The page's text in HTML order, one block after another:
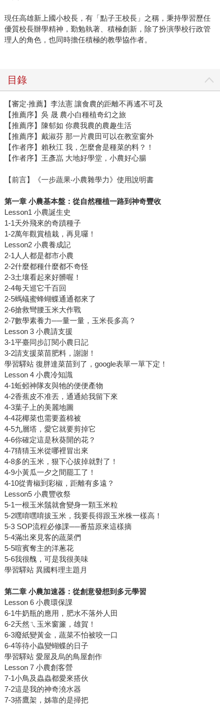
現任高雄新上國小校長，有「點子王校長」之稱，秉持學習歷任
優質校長辦學精神，勤勉執著、積極創新，除了扮演學校行政管
理人的角色，也同時擔任積極的教學協作者。
目錄
【審定‧推薦】李法憲 讓食農的距離不再遙不可及
【推薦序】吳 晟 農小白種植奇幻之旅
【推薦序】陳郁如 你農我農的農趣生活
【推薦序】戴淑芬 那一片農田可以在教室窗外
【作者序】賴秋江 我，怎麼會是種菜的料？！
【作者序】王彥嵓 大地好學堂，小農好心腸
【前言】《一步蔬果‧小農雜學力》使用說明書
第一章 小農基本盤：從自然種植一路到神奇豐收
Lesson1 小農誕生史
1-1天外飛來的奇蹟種子
1-2萬年觀賞植栽，再見囉！
Lesson2 小農養成記
2-1人人都是都市小農
2-2什麼都種什麼都不奇怪
2-3土壤看起來好髒喔！
2-4每天巡它千百回
2-5螞蟻蜜蜂蝴蝶通通都來了
2-6搶救彎腰玉米大作戰
2-7數學素養力──量一量，玉米長多高？
Lesson 3 小農請支援
3-1平臺同步訂閱小農日記
3-2請支援菜苗肥料，謝謝！
學習驛站 復胖達菜苗到了，google表單一單下定！
Lesson 4 小農冷知識
4-1蚯蚓神隊友與牠的便便產物
4-2香蕉皮不准丟，通通給我留下來
4-3葉子上的美麗地圖
4-4花椰菜也需要蓋棉被
4-5九層塔，愛它就要剪掉它
4-6你確定這是秋葵開的花？
4-7猜猜玉米從哪裡冒出來
4-8多的玉米，狠下心拔掉就對了！
4-9小黃瓜一夕之間罷工了！
4-10從青椒到彩椒，距離有多遠？
Lesson5 小農豐收祭
5-1一根玉米鬚就會變身一顆玉米粒
5-2嘿唷嘿唷拔玉米，我要長得跟玉米株一樣高！
5-3 SOP流程必修課──番茄原來這樣摘
5-4滿出來見客的蔬菜們
5-5喧賓奪主的洋蔥花
5-6我很醜，可是我很美味
學習驛站 異國料理主題月
第二章 小農加速器：從創意發想到多元學習
Lesson 6 小農環保課
6-1牛奶瓶的應用，肥水不落外人田
6-2天然ㄟ玉米窗簾，雄賀！
6-3廢紙變黃金，蔬菜不怕被咬一口
6-4等待小蟲變蝴蝶的日子
學習驛站 愛屋及烏的鳥屋創作
Lesson 7 小農創客營
7-1小鳥及蟲蟲都愛來搭伙
7-2這是我的神奇澆水器
7-3搭鷹架，姊靠的是掃把